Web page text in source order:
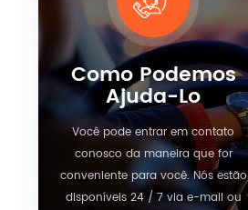
Como Podemos
Ajuda-Lo
Você pode entrar em contato
conosco da maneira que for
conveniente para você. Nós estão
disponíveis 24 / 7 via e-mail ou